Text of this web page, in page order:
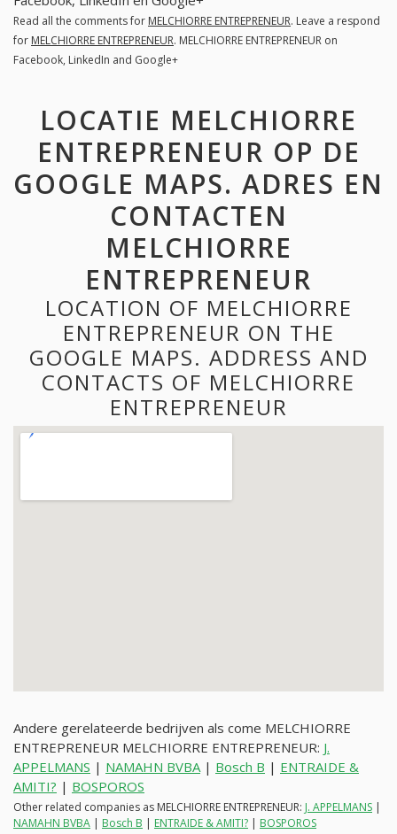
Read all the comments for MELCHIORRE ENTREPRENEUR. Leave a respond
for MELCHIORRE ENTREPRENEUR. MELCHIORRE ENTREPRENEUR on
Facebook, LinkedIn and Google+
LOCATIE MELCHIORRE
ENTREPRENEUR OP DE
GOOGLE MAPS. ADRES EN
CONTACTEN
MELCHIORRE
ENTREPRENEUR
LOCATION OF MELCHIORRE
ENTREPRENEUR ON THE
GOOGLE MAPS. ADDRESS AND
CONTACTS OF MELCHIORRE
ENTREPRENEUR
Andere gerelateerde bedrijven als come MELCHIORRE
ENTREPRENEUR MELCHIORRE ENTREPRENEUR: J.
APPELMANS | NAMAHN BVBA| Bosch B | ENTRAIDE &
AMITI? | BOSPOROS
Other related companies as MELCHIORRE ENTREPRENEUR: J. APPELMANS |
NAMAHN BVBA | Bosch B | ENTRAIDE & AMITI? | BOSPOROS